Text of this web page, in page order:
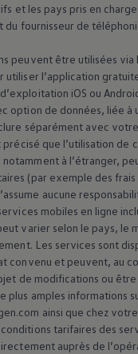
maintenant
Golf Variant
de
la
Variant.
Design (4)
et les pays pris en
du fournisseur de
peuvent être utilisées via
utiliser l’application
iOS ou
option de données, liée à
séparément avec
précisé que l’utilisation de
notamment à l’étranger,
(par exemple des frais
aucune
mobiles en ligne
varier selon le pays, le
Les services sont
convenu et peuvent, au
de modifications ou
plus amples informations
ainsi que chez
conditions tarifaires des
auprès de